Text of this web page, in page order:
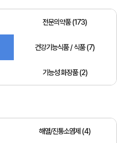
전문의약품 (173)
건강기능식품 / 식품 (7)
기능성 화장품 (2)
해열/진통소염제 (4)